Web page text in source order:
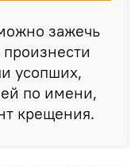
зажечь
усопших,
по имени,
крещения.